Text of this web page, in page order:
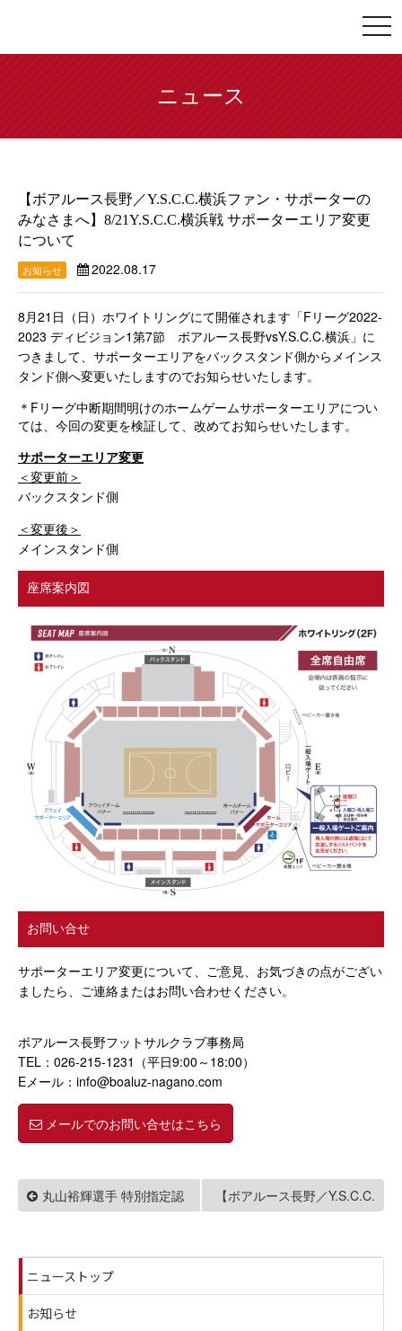
ニュース
【ボアルース長野／Y.S.C.C.横浜ファン・サポーターの
みなさまへ】8/21Y.S.C.C.横浜戦 サポーターエリア変更
について
お知らせ 2022.08.17
8月21日（日）ホワイトリングにて開催されます「Fリーグ2022-
2023 ディビジョン1第7節 ボアルース長野vsY.S.C.C.横浜」に
つきまして、サポーターエリアをバックスタンド側からメインス
タンド側へ変更いたしますのでお知らせいたします。
＊Fリーグ中断期間明けのホームゲームサポーターエリアについ
ては、今回の変更を検証して、改めてお知らせいたします。
サポーターエリア変更
＜変更前＞
バックスタンド側
＜変更後＞
メインスタンド側
座席案内図
お問い合せ
サポーターエリア変更について、ご意見、お気づきの点がござい
ましたら、 ご連絡またはお問い合わせください。
ボアルース長野フットサルクラブ事務局
TEL：026-215-1231（平日9:00～18:00）
Eメール：info@boaluz-nagano.com
メールでのお問い合せはこちら
丸山裕輝選手 特別指定認
登録解除のお知らせ
【ボアルース長野／Y.S.C.C.
なさまへ】8/21Y.S.C.C.横浜
戦 サポーターエリア変更に
ニューストップ
お知らせ